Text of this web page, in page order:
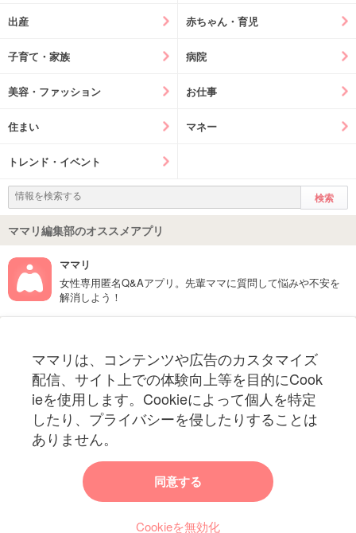
出産 赤ちゃん・育児
子育て・家族 病院
美容・ファッション お仕事
住まい マネー
トレンド・イベント
ママリ編集部のオススメアプリ
ママリ
女性専用匿名Q&Aアプリ。先輩ママに質問して悩みや不安を
解消しよう！
ママリは、コンテンツや広告のカスタマイズ
配信、サイト上での体験向上等を目的にCook
ieを使用します。Cookieによって個人を特定
したり、プライバシーを侵したりすることは
ありません。
同意する
Cookieを無効化
妊娠〜子育て中のお役立ち情報を配信中
ママリからのお知らせ